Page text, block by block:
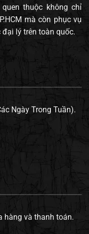
thuộc không chỉ
mà còn phục vụ
lý trên toàn quốc.
Ngày Trong Tuần).
hàng và thanh toán.